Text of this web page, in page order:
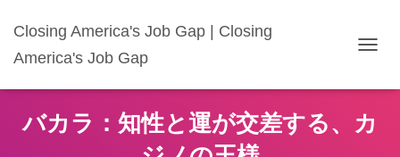
Closing America's Job Gap | Closing
America's Job Gap
G
L
バカラ：知性と運が交差する、カ